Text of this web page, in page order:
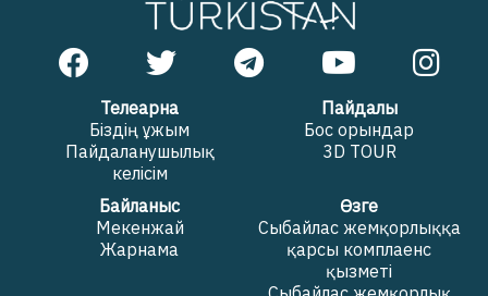
Телеарна
Біздің ұжым
Пайдаланушылық
келісім
Пайдалы
Бос орындар
3D TOUR
Байланыс
Мекенжай
Жарнама
Өзге
Сыбайлас жемқорлыққа
қарсы комплаенс
қызметі